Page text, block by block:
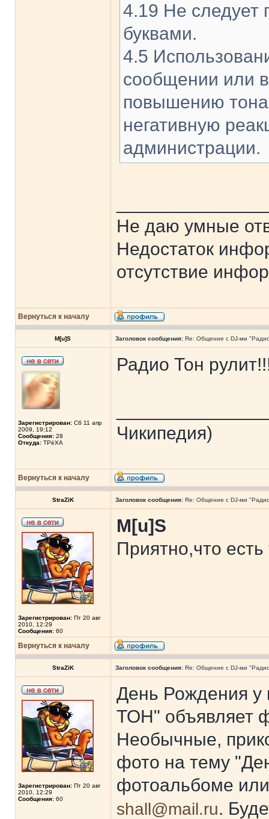
4.19 Не следует
буквами.
4.5
сообщении или
повышению тона
негативную
администрации.
Не даю умные
Недостаток
отсутствие
Вернуться к началу
M[u]S Заголовок сообщения: Re: Общение с DJ-ми
Зарегистрирован: Сб 11 апр
2009, 19:12
Сообщения: 28
Откуда: ТРёХА
Радио Тон
Чикипедия)
Вернуться к началу
StraZiK Заголовок сообщения: Re: Общение с DJ-ми
Зарегистрирован: Пт 20 авг
2010, 12:29
Сообщения: 60
M[u]S
Приятно,что
Вернуться к началу
StraZiK Заголовок сообщения: Re: Общение с DJ-ми
Зарегистрирован: Пт 20 авг
2010, 12:29
Сообщения: 60
День Рождения у
ТОН" объявляет
Необычные,
фото на тему
фотоальбоме
shall@mail.ru.